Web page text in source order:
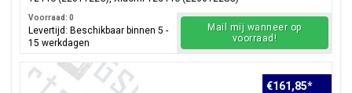
Voorraad: 0
Levertijd: Beschikbaar binnen 5 -
15 werkdagen
Mail mij wanneer op
voorraad!
€161,85*